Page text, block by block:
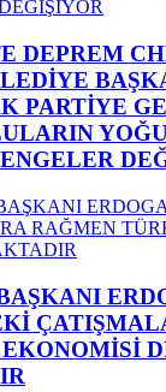
DEPREM
PARTİYE